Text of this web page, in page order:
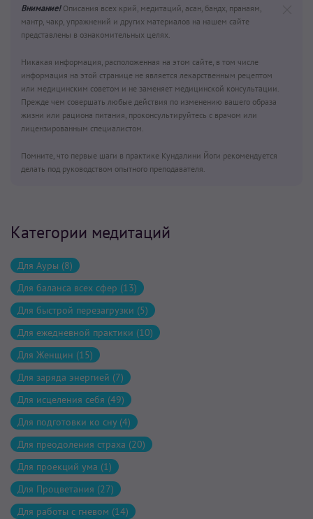
Внимание!Описания всех крий, медитаций, асан, бандх, пранаям,
мантр, чакр, упражнений и других материалов на нашем сайте
представлены в ознакомительных целях.
Никакая информация, расположенная на этом сайте, в том числе
информация на этой странице не является лекарственным рецептом
или медицинским советом и не заменяет медицинской консультации.
Прежде чем совершать любые действия по изменению вашего образа
жизни или рациона питания, проконсультируйтесь с врачом или
лицензированным специалистом.
Помните, что первые шаги в практике Кундалини Йоги рекомендуется
делать под руководством опытного преподавателя.
Категории медитаций
Для Ауры (8)
Для баланса всех сфер (13)
Для быстрой перезагрузки (5)
Для ежедневной практики (10)
Для Женщин (15)
Для заряда энергией (7)
Для исцеления себя (49)
Для подготовки ко сну (4)
Для преодоления страха (20)
Для проекций ума (1)
Для Процветания (27)
Для работы с гневом (14)